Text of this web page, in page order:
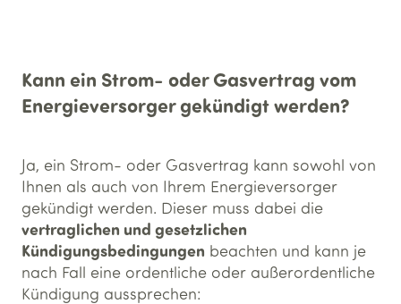
Kann ein Strom- oder Gasvertrag vom
Energieversorger gekündigt werden?
Ja, ein Strom- oder Gasvertrag kann sowohl von
Ihnen als auch von Ihrem Energieversorger
gekündigt werden. Dieser muss dabei die
vertraglichen und gesetzlichen
Kündigungsbedingungen beachten und kann je
nach Fall eine ordentliche oder außerordentliche
Kündigung aussprechen: